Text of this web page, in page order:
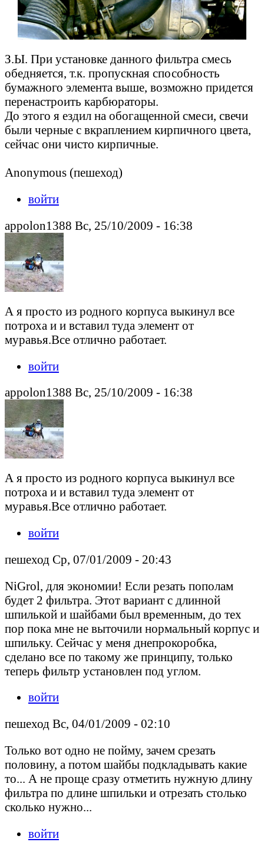
З.Ы. При установке данного фильтра смесь
обедняется, т.к. пропускная способность
бумажного элемента выше, возможно придется
перенастроить карбюраторы.
До этого я ездил на обогащенной смеси, свечи
были черные с вкраплением кирпичного цвета,
сейчас они чисто кирпичные.
Anonymous (пешеход)
войти
appolon1388 Вс, 25/10/2009 - 16:38
А я просто из родного корпуса выкинул все
потроха и и вставил туда элемент от
муравья.Все отлично работает.
войти
appolon1388 Вс, 25/10/2009 - 16:38
А я просто из родного корпуса выкинул все
потроха и и вставил туда элемент от
муравья.Все отлично работает.
войти
пешеход Ср, 07/01/2009 - 20:43
NiGrol, для экономии! Если резать пополам
будет 2 фильтра. Этот вариант с длинной
шпилькой и шайбами был временным, до тех
пор пока мне не выточили нормальный корпус и
шпильку. Сейчас у меня днепрокоробка,
сделано все по такому же принципу, только
теперь фильтр установлен под углом.
войти
пешеход Вс, 04/01/2009 - 02:10
Только вот одно не пойму, зачем срезать
половину, а потом шайбы подкладывать какие
то... А не проще сразу отметить нужную длину
фильтра по длине шпильки и отрезать столько
сколько нужно...
войти